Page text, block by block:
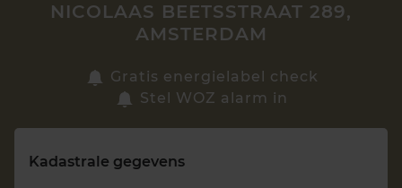
Vragen? Neem contact met ons op
088 220 4200
NICOLAAS BEETSSTRAAT 289,
AMSTERDAM
Gratis energielabel check
Stel WOZ alarm in
Kadastrale gegevens